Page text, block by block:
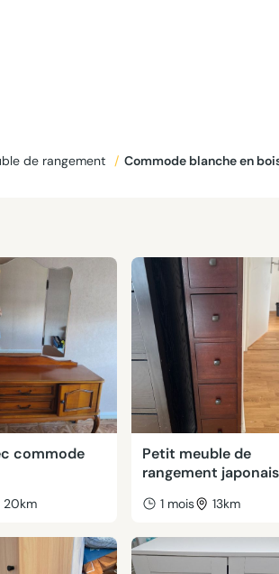
de rangement / Commode blanche en
commode
20km
Petit meuble de
rangement japonais
1 mois 13km